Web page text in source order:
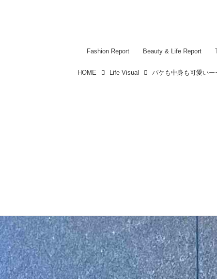
Fashion Report Beauty & Life Report
HOME Life Visual